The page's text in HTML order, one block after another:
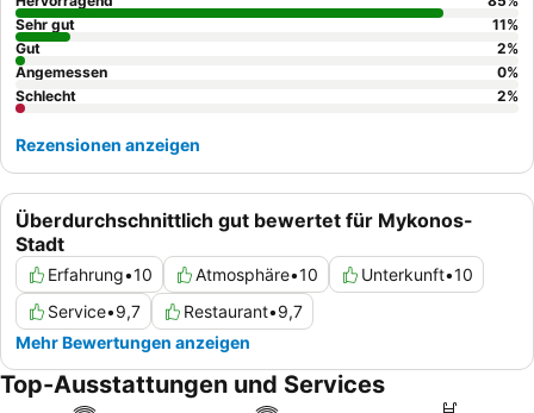
empfiehlt es sich, ein Zimmer mit
und Außenterrasse
anzufragen.
Überdurchschnittlich gut bewertet für Mykonos-
Stadt
Erfahrung•10 Atmosphäre•10 Unterkunft•10
Service•9,7 Restaurant•9,7
Mehr Bewertungen anzeigen
Sehr gut
11%
Gut
2%
Angemessen
0%
Schlecht
2%
Rezensionen anzeigen
Top-Ausstattungen und Services